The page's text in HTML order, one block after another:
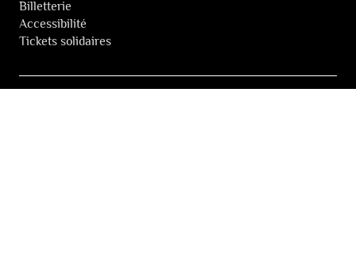
Billetterie
Accessibilité
Tickets solidaires